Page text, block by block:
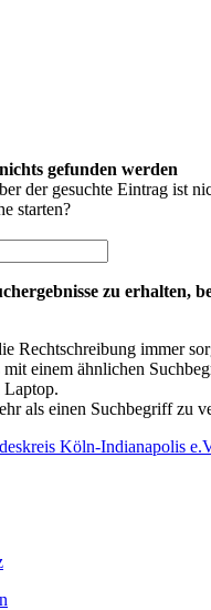
gefunden werden
der gesuchte Eintrag ist
starten?
zu erhalten,
Rechtschreibung immer
mit einem ähnlichen
Laptop.
als einen Suchbegriff zu
Köln-Indianapolis